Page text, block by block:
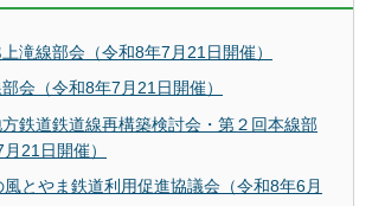
滝線部会（令和8年7月21日開催）
会（令和8年7月21日開催）
鉄道鉄道線再構築検討会・第２回本線部
21日開催）
とやま鉄道利用促進協議会（令和8年6月